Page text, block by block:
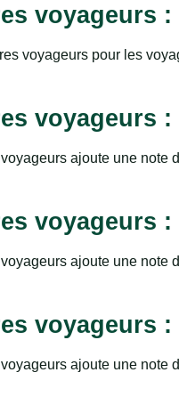
voyageurs
voyageurs pour les
voyageurs
ajoute une
voyageurs
ajoute une
voyageurs
ajoute une